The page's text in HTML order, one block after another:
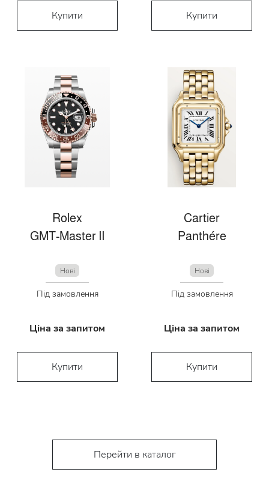
Купити Купити
Rolex
GMT-Master II
Нові
Під замовлення
Ціна за запитом
Купити
Cartier
Panthére
Нові
Під замовлення
Ціна за запитом
Купити
Перейти в каталог